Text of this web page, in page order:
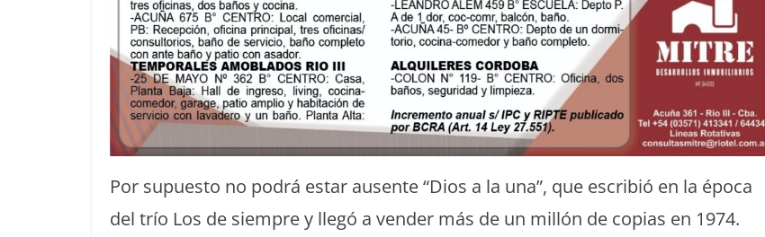
Por supuesto no podrá estar ausente “Dios a la una”, que escribió en la época
del trío Los de siempre y llegó a vender más de un millón de copias en 1974.